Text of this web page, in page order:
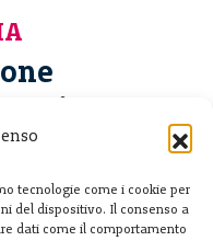
tecnologie come i cookie per
del dispositivo. Il consenso a
dati come il comportamento
ETS
Italia